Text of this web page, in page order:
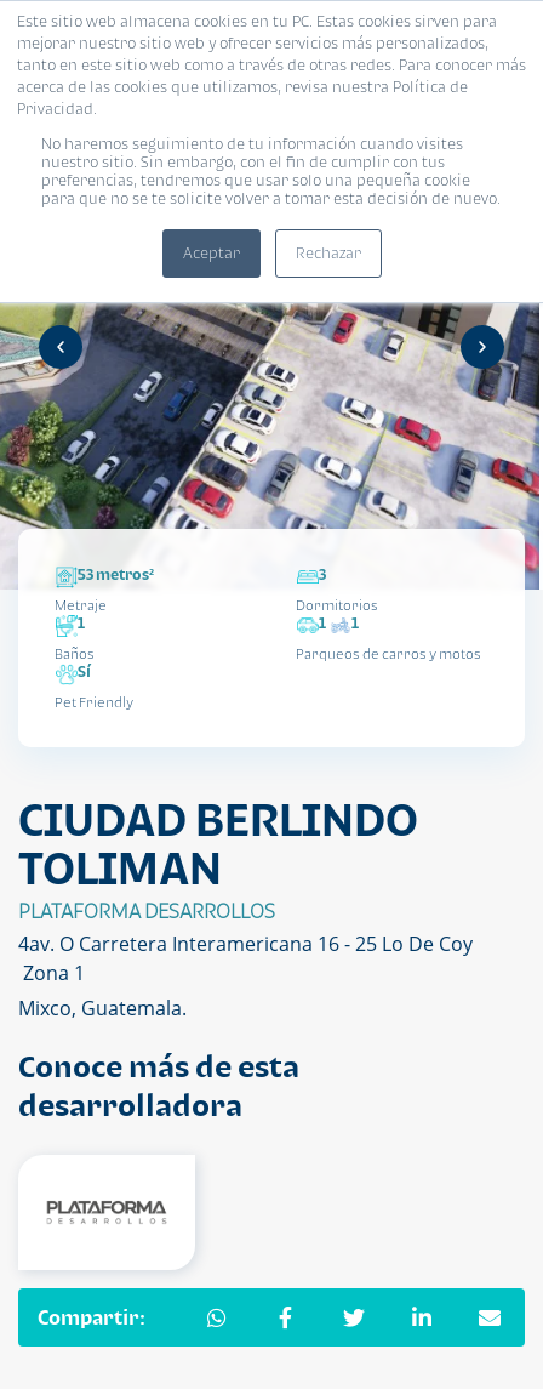
Este sitio web almacena cookies en tu PC. Estas cookies sirven para
mejorar nuestro sitio web y ofrecer servicios más personalizados,
tanto en este sitio web como a través de otras redes. Para conocer más
acerca de las cookies que utilizamos, revisa nuestra Política de
Privacidad.
No haremos seguimiento de tu información cuando visites
nuestro sitio. Sin embargo, con el fin de cumplir con tus
preferencias, tendremos que usar solo una pequeña cookie
para que no se te solicite volver a tomar esta decisión de nuevo.
Aceptar Rechazar
53 metros²
Metraje
3
Dormitorios
1
Baños
1 1
Parqueos de carros y motos
Sí
Pet Friendly
CIUDAD BERLINDO
TOLIMAN
PLATAFORMA DESARROLLOS
4av. O Carretera Interamericana 16 - 25 Lo De Coy
Zona 1
Mixco, Guatemala.
Conoce más de esta
desarrolladora
Compartir: